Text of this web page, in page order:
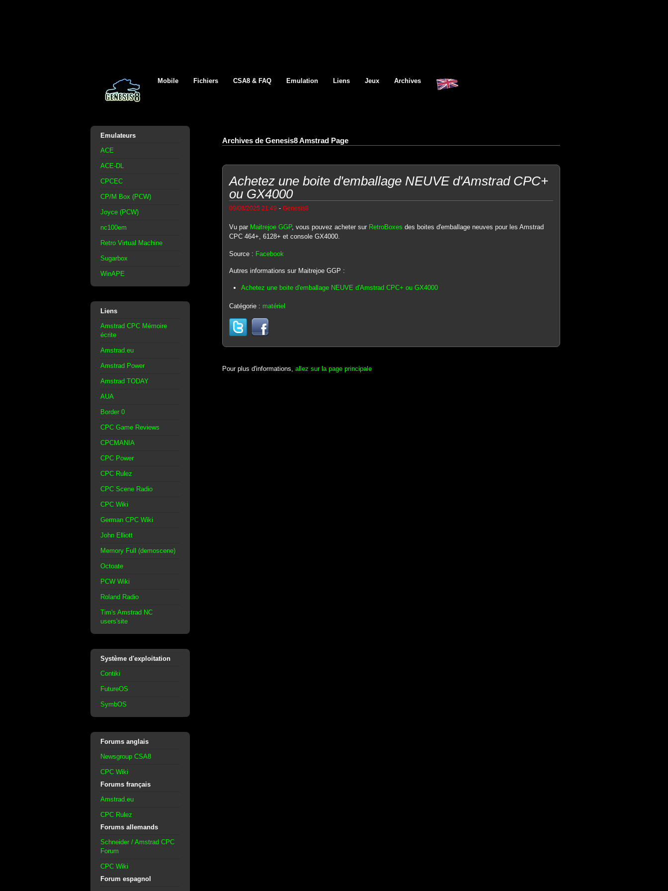
Mobile Fichiers CSA8 & FAQ Emulation Liens Jeux Archives
Emulateurs
ACE
ACE-DL
CPCEC
CP/M Box (PCW)
Joyce (PCW)
nc100em
Retro Virtual Machine
Sugarbox
WinAPE
Liens
Amstrad CPC Mémoire
écrite
Amstrad.eu
Amstrad Power
Amstrad TODAY
AUA
Border 0
CPC Game Reviews
CPCMANIA
CPC Power
CPC Rulez
CPC Scene Radio
CPC Wiki
German CPC Wiki
John Elliott
Memory Full (demoscene)
Octoate
PCW Wiki
Roland Radio
Tim's Amstrad NC
users'site
Système d'exploitation
Contiki
FutureOS
SymbOS
Forums anglais
Newsgroup CSA8
CPC Wiki
Forums français
Amstrad.eu
CPC Rulez
Forums allemands
Schneider / Amstrad CPC
Forum
CPC Wiki
Forum espagnol
Archives de Genesis8 Amstrad Page
Achetez une boite d'emballage NEUVE d'Amstrad CPC+
ou GX4000
09/08/2025 21:49 - Genesis8
Vu par Maitrejoe GGP, vous pouvez acheter sur RetroBoxes des boites d'emballage neuves pour les Amstrad
CPC 464+, 6128+ et console GX4000.
Source : Facebook
Autres informations sur Maitrejoe GGP :
Achetez une boite d'emballage NEUVE d'Amstrad CPC+ ou GX4000
Catégorie : matériel
Pour plus d'informations, allez sur la page principale